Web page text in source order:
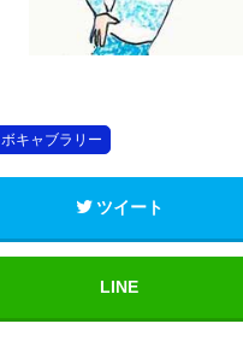
ボキャブラリー
ツイート
LINE